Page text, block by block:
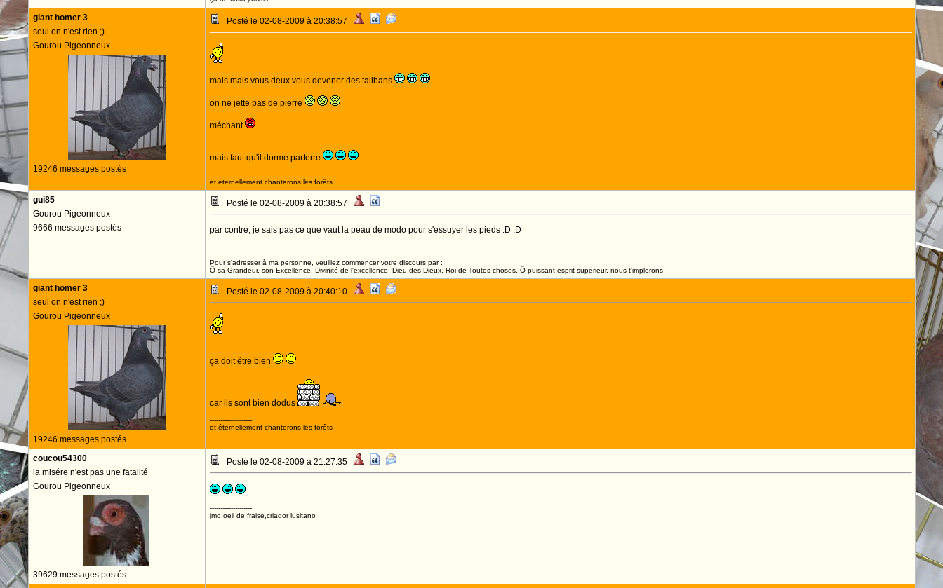
giant homer 3
seul on n'est rien ;)
Gourou Pigeonneux
19246 messages postés
Posté le 02-08-2009 à 20:38:57
mais mais vous deux vous devener des talibans
on ne jette pas de pierre
méchant
mais faut qu'il dorme parterre
--------------------
et éternellement chanterons les forêts
gui85
Gourou Pigeonneux
9666 messages postés
Posté le 02-08-2009 à 20:38:57
par contre, je sais pas ce que vaut la peau de modo pour s'essuyer les pieds :D :D
--------------------
Pour s'adresser à ma personne, veuillez commencer votre discours par :
Ô sa Grandeur, son Excellence, Divinité de l'excellence, Dieu des Dieux, Roi de Toutes choses, Ô puissant esprit supérieur, nous t'implorons
giant homer 3
seul on n'est rien ;)
Gourou Pigeonneux
19246 messages postés
Posté le 02-08-2009 à 20:40:10
ça doit être bien
car ils sont bien dodus
--------------------
et éternellement chanterons les forêts
coucou54300
la misére n'est pas une fatalité
Gourou Pigeonneux
39629 messages postés
Posté le 02-08-2009 à 21:27:35
--------------------
jmo oeil de fraise,criador lusitano